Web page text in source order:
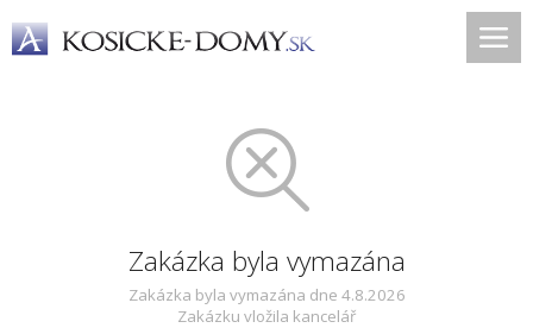
Zakázka byla vymazána
Zakázka byla vymazána dne 4.8.2026
Zakázku vložila kancelář